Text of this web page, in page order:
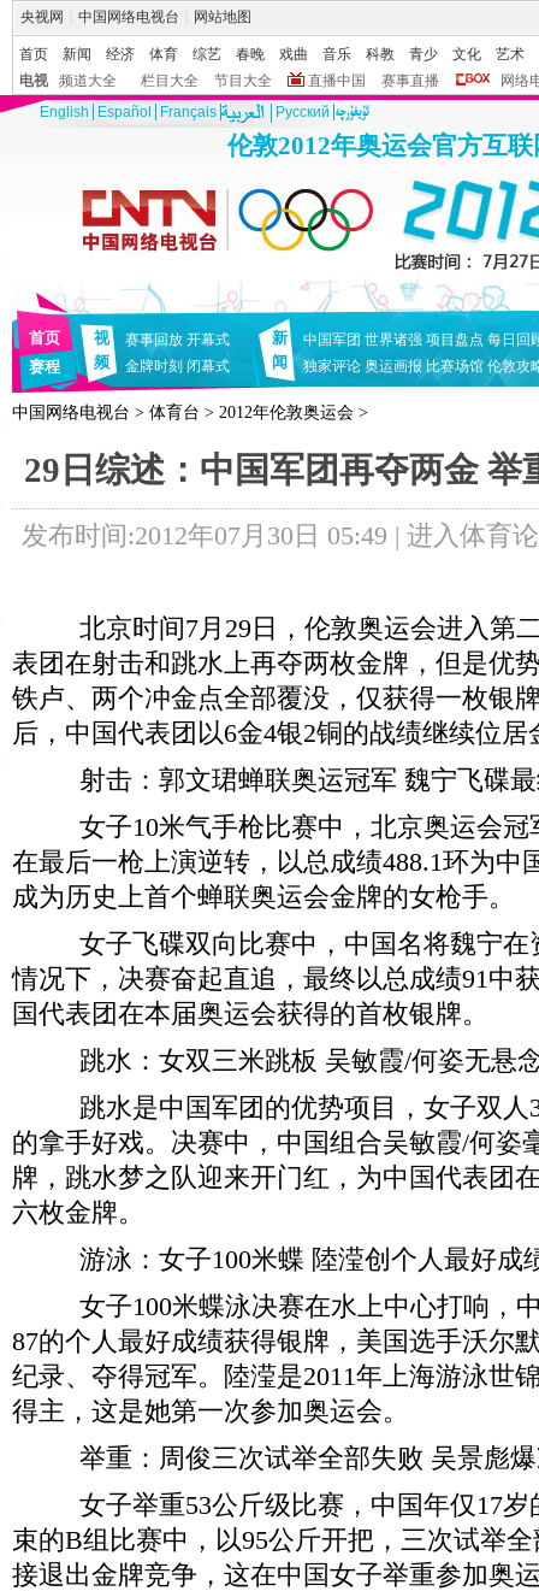
央视网 中国网络电视台 网站地图
首页 新闻 经济 体育 综艺 春晚 戏曲 音乐 科教 青少 文化
艺术
电视
频道大全 栏目大全 节目大全 直播中国 赛事直播
网络
English
Español Français Pусский
伦敦2012年奥运会官方互
首页
赛程
视
频
赛事回放 开幕式
金牌时刻 闭幕式
新
闻
中国军团 世界诸强 项目盘点 每日回
独家评论 奥运画报 比赛场馆 伦敦攻
中国网络电视台 > 体育台 > 2012年伦敦奥运会 >
29日综述：中国军团再夺两金 举
发布时间:2012年07月30日 05:49 | 进入体育
北京时间7月29日，伦敦奥运会进入第二
表团在射击和跳水上再夺两枚金牌，但是优
铁卢、两个冲金点全部覆没，仅获得一枚银
后，中国代表团以6金4银2铜的战绩继续位
射击：郭文珺蝉联奥运冠军 魏宁飞碟最
女子10米气手枪比赛中，北京奥运会冠
在最后一枪上演逆转，以总成绩488.1环为中
成为历史上首个蝉联奥运会金牌的女枪手。
女子飞碟双向比赛中，中国名将魏宁在
情况下，决赛奋起直追，最终以总成绩91中
国代表团在本届奥运会获得的首枚银牌。
跳水：女双三米跳板 吴敏霞/何姿无悬
跳水是中国军团的优势项目，女子双人3
的拿手好戏。决赛中，中国组合吴敏霞/何姿
牌，跳水梦之队迎来开门红，为中国代表团
六枚金牌。
游泳：女子100米蝶 陸滢创个人最好成
女子100米蝶泳决赛在水上中心打响，中
87的个人最好成绩获得银牌，美国选手沃尔
纪录、夺得冠军。陸滢是2011年上海游泳世
得主，这是她第一次参加奥运会。
举重：周俊三次试举全部失败 吴景彪爆
女子举重53公斤级比赛，中国年仅17岁
束的B组比赛中，以95公斤开把，三次试举
接退出金牌竞争，这在中国女子举重参加奥